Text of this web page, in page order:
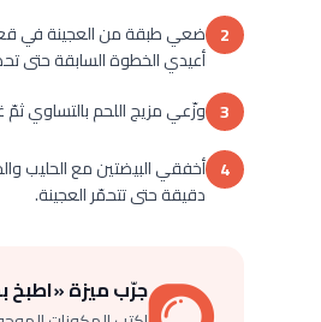
2 ضعي طبقة من العجينة في قعر
أعيدي الخطوة السابقة حتى تحصلي على 3
3 وزّعي مزيج اللحم بالتساوي ثمّ غطّيه بـ3 طبقات من العجين
4
دقيقة حتى تتحمّر العجينة.
جرّب ميزة «اطبخ